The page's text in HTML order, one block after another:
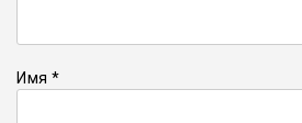
Имя *